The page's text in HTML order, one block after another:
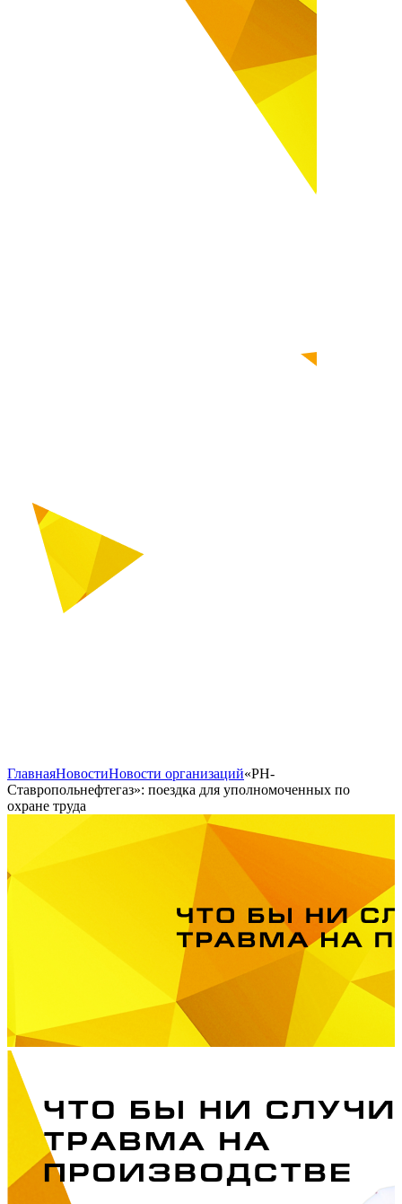
ГлавнаяНовостиНовости организаций«РН-
Ставропольнефтегаз»: поездка для уполномоченных по
охране труда